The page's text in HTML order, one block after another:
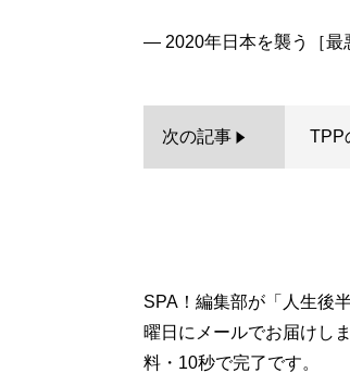
次の記事 TPP
SPA！編集部が「人生後
曜日にメールでお届けし
料・10秒で完了です。